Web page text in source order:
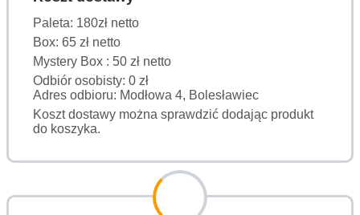
Paleta: 180zł netto
Box: 65 zł netto
Mystery Box : 50 zł netto
Odbiór osobisty: 0 zł
Adres odbioru: Modłowa 4, Bolesławiec
Koszt dostawy można sprawdzić dodając produkt
do koszyka.